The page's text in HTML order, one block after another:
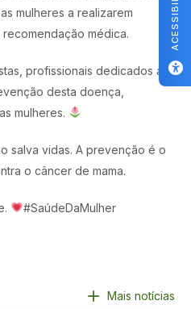
mulheres a realizarem
médica.
profissionais dedicados ao
desta doença,
mulheres.
salva vidas. A prevenção é o
o câncer de mama.
#SaúdeDaMulher
Mais notícias